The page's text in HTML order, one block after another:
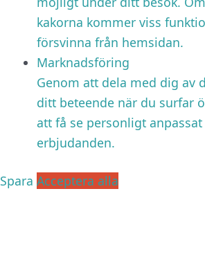
kakorna kommer viss
försvinna från hemsidan.
Marknadsföring
Genom att dela med dig av
ditt beteende när du surfar
att få se personligt
erbjudanden.
Spara Acceptera alla